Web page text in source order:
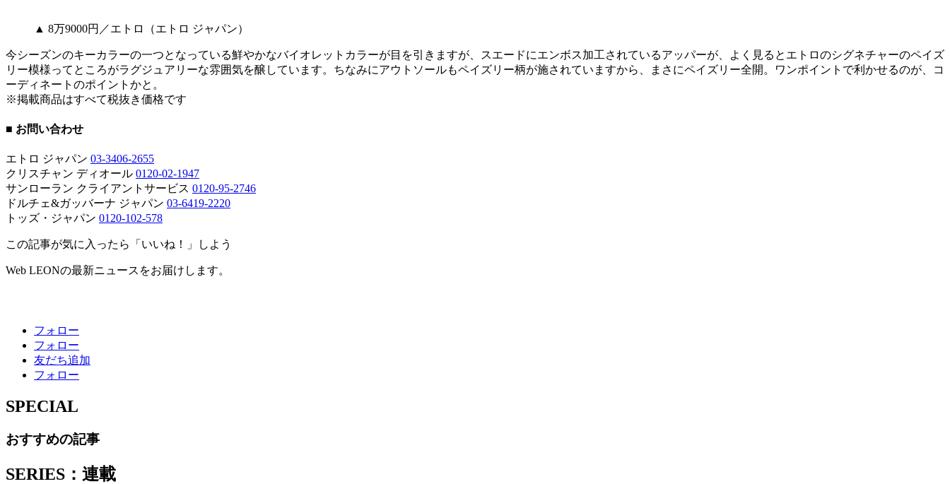
▲ 8万9000円／エトロ（エトロ ジャパン）
今シーズンのキーカラーの一つとなっている鮮やかなバイオレットカラーが目を引きますが、スエードにエンボス加工されているアッパーが、よく見るとエトロのシグネチャーのペイズ
リー模様ってところがラグジュアリーな雰囲気を醸しています。ちなみにアウトソールもペイズリー柄が施されていますから、まさにペイズリー全開。ワンポイントで利かせるのが、コ
ーディネートのポイントかと。
※掲載商品はすべて税抜き価格です
■ お問い合わせ
エトロ ジャパン 03-3406-2655
クリスチャン ディオール 0120-02-1947
サンローラン クライアントサービス 0120-95-2746
ドルチェ&ガッバーナ ジャパン 03-6419-2220
トッズ・ジャパン 0120-102-578
この記事が気に入ったら「いいね！」しよう
Web LEONの最新ニュースをお届けします。
フォロー
フォロー
友だち追加
フォロー
SPECIAL
おすすめの記事
SERIES：連載